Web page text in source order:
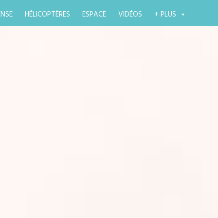
HÉLICOPTÈRES ESPACE VIDÉOS + PLUS